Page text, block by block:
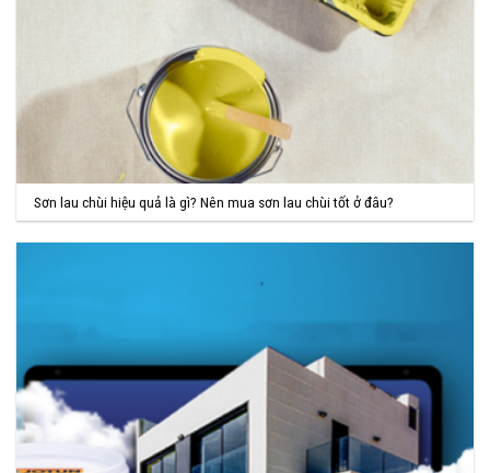
Sơn lau chùi hiệu quả là gì? Nên mua sơn lau chùi tốt ở đâu?